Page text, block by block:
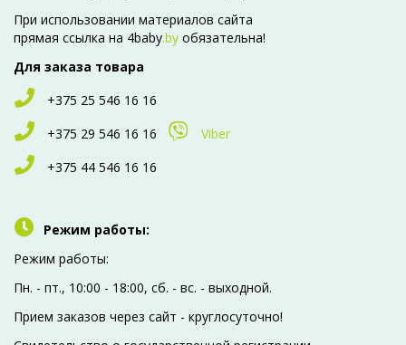
При использовании материалов сайта
прямая ссылка на 4baby.by обязательна!
Для заказа товара
+375 25 546 16 16
+375 29 546 16 16
Viber
+375 44 546 16 16
Режим работы:
Режим работы:
Пн. - пт., 10:00 - 18:00, сб. - вc. - выходной.
Прием заказов через сайт - круглосуточно!